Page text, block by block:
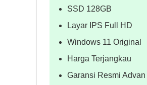
SSD 128GB
Layar IPS Full HD
Windows 11 Original
Harga Terjangkau
Garansi Resmi Advan